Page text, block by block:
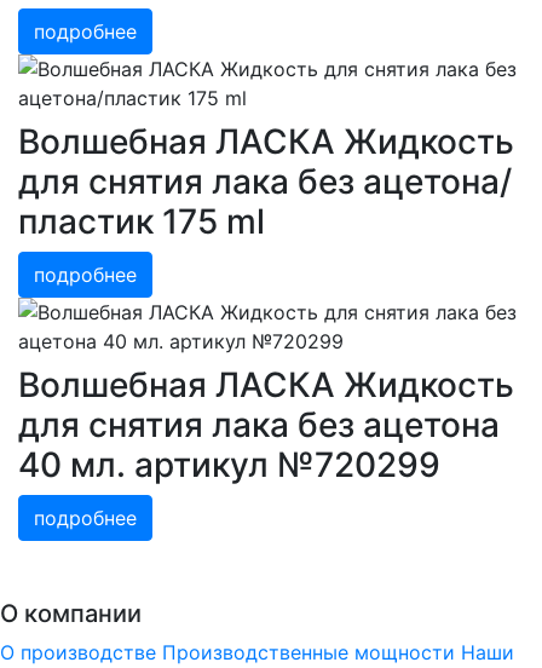
подробнее
Волшебная ЛАСКА Жидкость
для снятия лака без ацетона/
пластик 175 ml
подробнее
Волшебная ЛАСКА Жидкость
для снятия лака без ацетона
40 мл. артикул №720299
подробнее
О компании
О производстве Производственные мощности Наши